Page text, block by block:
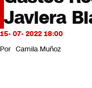
Programas completos
Cultura
Servicios
Bits
CNN Data
Javiera
15- 07- 2022 18:00
Por Camila Muñoz